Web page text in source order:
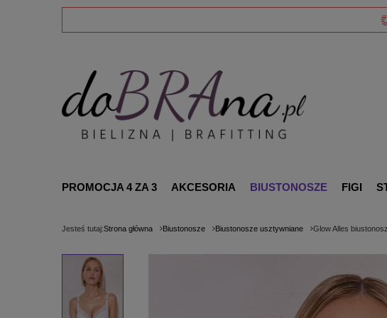
PROMOCJA 4 ZA 3 AKCESORIA BIUSTONOSZE FIGI
Jesteś tutaj:Strona główna Biustonosze Biustonosze usztywniane Glow Alles